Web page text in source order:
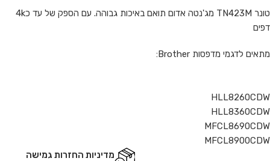
טונר TN423M מג'נטה אדום תואם באיכות גבוהה. עם הספק של עד כ4k
דפים
מתאים לדגמי מדפסות Brother:
HLL8260CDW
HLL8360CDW
MFCL8690CDW
MFCL8900CDW
מדיניות החזרות גמישה